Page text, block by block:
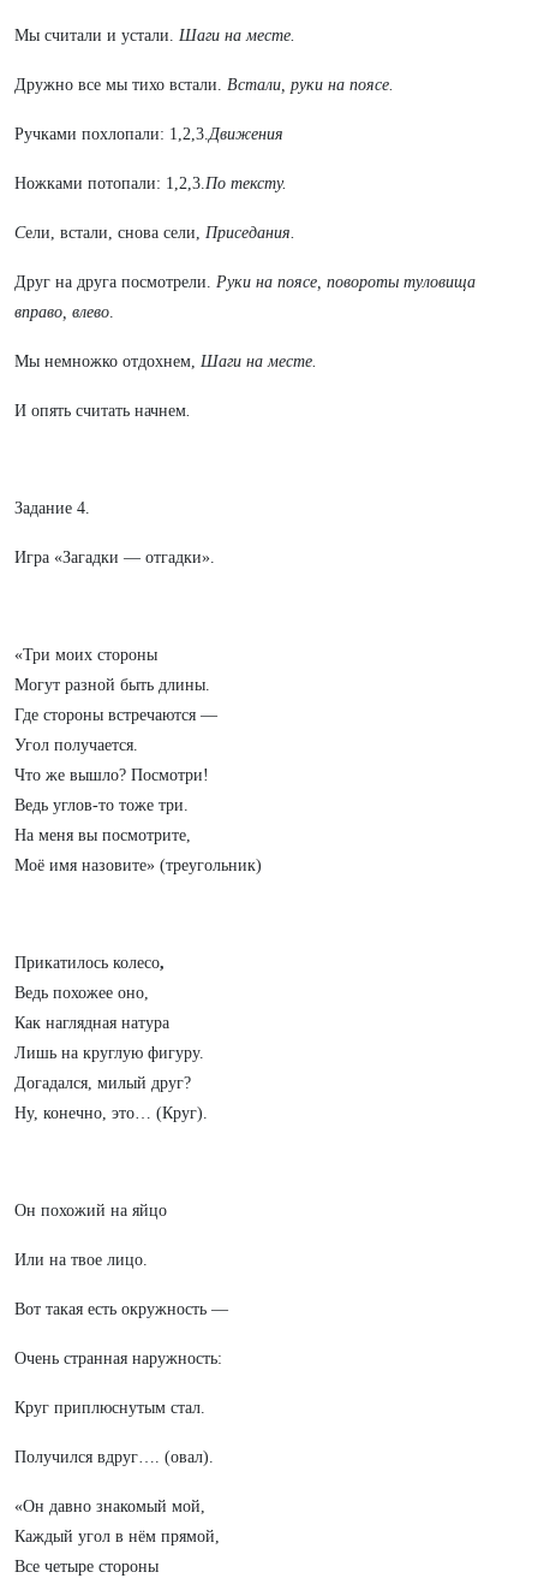
Мы считали и устали. Шаги на месте.
Дружно все мы тихо встали. Встали, руки на поясе.
Ручками похлопали: 1,2,3.Движения
Ножками потопали: 1,2,3.По тексту.
Сели, встали, снова сели, Приседания.
Друг на друга посмотрели. Руки на поясе, повороты туловища
вправо, влево.
Мы немножко отдохнем, Шаги на месте.
И опять считать начнем.
Задание 4.
Игра «Загадки — отгадки».
«Три моих стороны
Могут разной быть длины.
Где стороны встречаются —
Угол получается.
Что же вышло? Посмотри!
Ведь углов-то тоже три.
На меня вы посмотрите,
Моё имя назовите» (треугольник)
Прикатилось колесо,
Ведь похожее оно,
Как наглядная натура
Лишь на круглую фигуру.
Догадался, милый друг?
Ну, конечно, это… (Круг).
Он похожий на яйцо
Или на твое лицо.
Вот такая есть окружность —
Очень странная наружность:
Круг приплюснутым стал.
Получился вдруг…. (овал).
«Он давно знакомый мой,
Каждый угол в нём прямой,
Все четыре стороны